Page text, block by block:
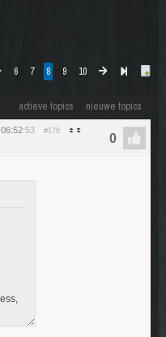
6 7 8 9 10
actieve topics nieuwe topics
:53 #176